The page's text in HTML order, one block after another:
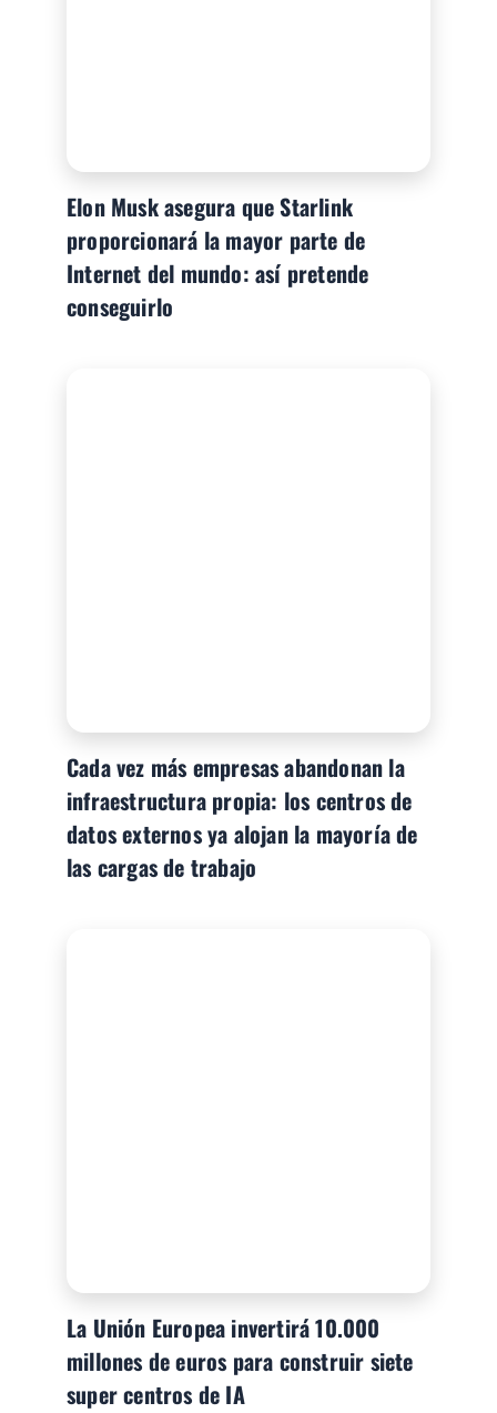
Elon Musk asegura que Starlink
proporcionará la mayor parte de
Internet del mundo: así pretende
conseguirlo
Cada vez más empresas abandonan la
infraestructura propia: los centros de
datos externos ya alojan la mayoría de
las cargas de trabajo
La Unión Europea invertirá 10.000
millones de euros para construir siete
super centros de IA